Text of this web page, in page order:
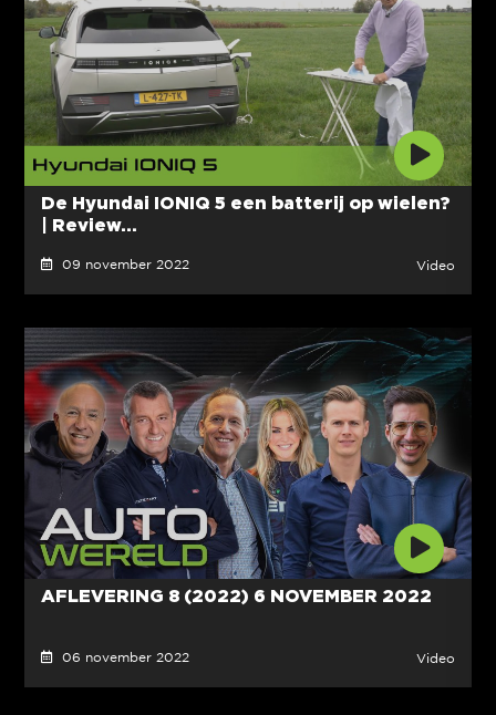
De Hyundai IONIQ 5 een batterij op wielen?
| Review...
09 november 2022 Video
AFLEVERING 8 (2022) 6 NOVEMBER 2022
06 november 2022 Video